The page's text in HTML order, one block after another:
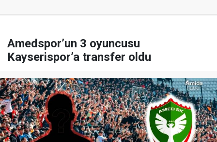
Amedspor’un 3 oyuncusu
Kayserispor’a transfer oldu